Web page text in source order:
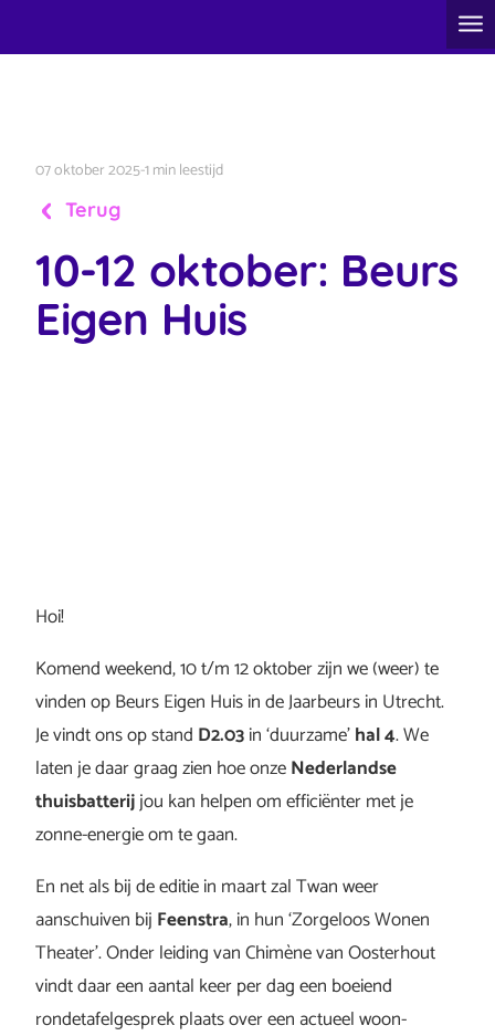
07 oktober 2025-1 min leestijd
Terug
10-12 oktober: Beurs
Eigen Huis
Hoi!
Komend weekend, 10 t/m 12 oktober zijn we (weer) te
vinden op Beurs Eigen Huis in de Jaarbeurs in Utrecht.
Je vindt ons op stand D2.03in ‘duurzame’hal 4. We
laten je daar graag zien hoe onzeNederlandse
thuisbatterijjou kan helpen om efficiënter met je
zonne-energie om te gaan.
En net als bij de editie in maart zal Twan weer
aanschuiven bij Feenstra, in hun ‘Zorgeloos Wonen
Theater’. Onder leiding van Chimène van Oosterhout
vindt daar een aantal keer per dag een boeiend
rondetafelgesprek plaats over een actueel woon-